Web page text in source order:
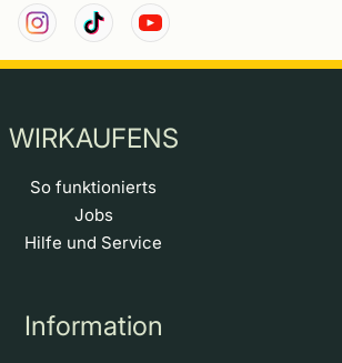
WIRKAUFENS
So funktionierts
Jobs
Hilfe und Service
Information